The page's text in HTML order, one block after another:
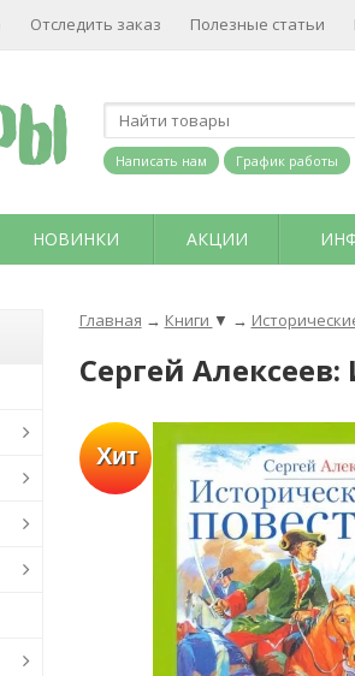
Отследить заказ Полезные статьи
Написать нам График работы
НОВИНКИ АКЦИИ
Главная → Книги ▼ →
Сергей
Хит